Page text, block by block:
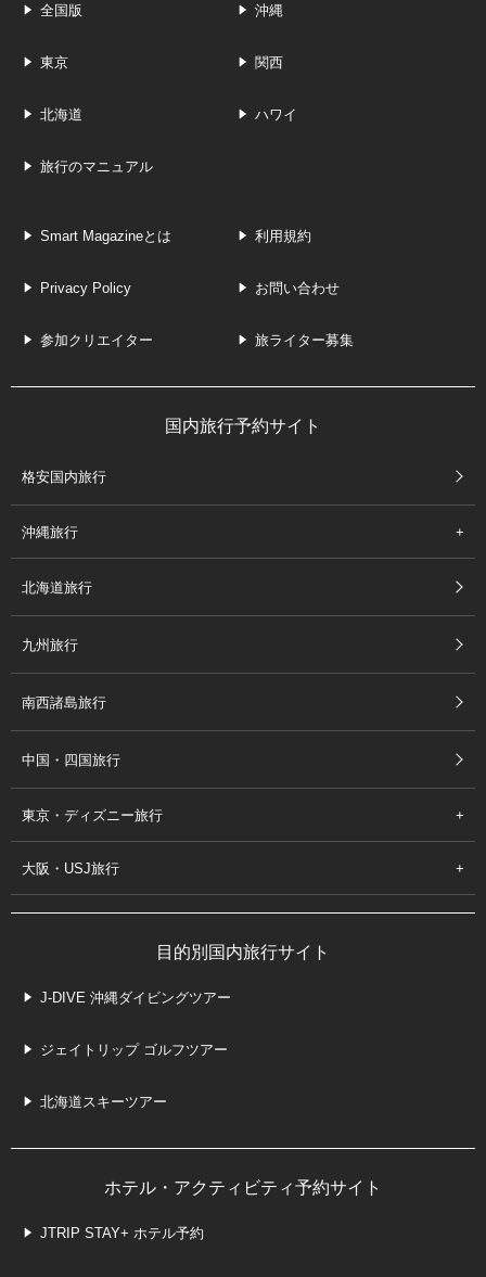
全国版 沖縄
東京 関西
北海道 ハワイ
旅行のマニュアル
Smart Magazineとは 利用規約
Privacy Policy お問い合わせ
参加クリエイター 旅ライター募集
国内旅行予約サイト
格安国内旅行
沖縄旅行
北海道旅行
九州旅行
南西諸島旅行
中国・四国旅行
東京・ディズニー旅行
大阪・USJ旅行
目的別国内旅行サイト
J-DIVE 沖縄ダイビングツアー
ジェイトリップ ゴルフツアー
北海道スキーツアー
ホテル・アクティビティ予約サイト
JTRIP STAY+ ホテル予約